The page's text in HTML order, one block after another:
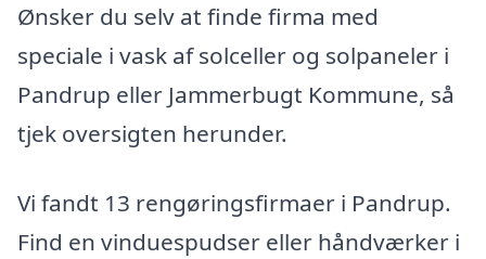
Ønsker du selv at finde firma med
speciale i vask af solceller og solpaneler i
Pandrup eller Jammerbugt Kommune, så
tjek oversigten herunder.
Vi fandt 13 rengøringsfirmaer i Pandrup.
Find en vinduespudser eller håndværker i